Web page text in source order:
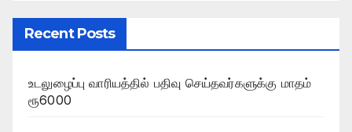
Recent Posts
உடலுழைப்பு வாரியத்தில் பதிவு செய்தவர்களுக்கு மாதம்
ரூ6000